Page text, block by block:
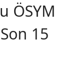
ÖSYM
15